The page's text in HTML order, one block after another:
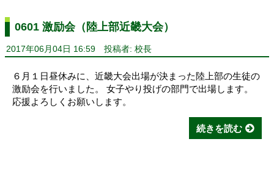
0601 激励会（陸上部近畿大会）
2017年06月04日 16:59 投稿者: 校長
６月１日昼休みに、近畿大会出場が決まった陸上部の生徒の
激励会を行いました。 女子やり投げの部門で出場します。
応援よろしくお願いします。
続きを読む